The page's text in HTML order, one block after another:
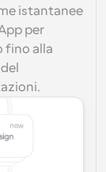
istantanee
per
fino alla